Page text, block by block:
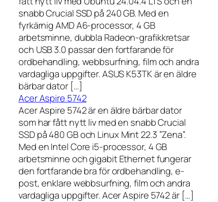
snabb Crucial SSD på 240 GB. Med en
fyrkärnig AMD A6-processor, 4 GB
arbetsminne, dubbla Radeon-grafikkretsar
och USB 3.0 passar den fortfarande för
ordbehandling, webbsurfning, film och andra
vardagliga uppgifter. ASUS K53TK är en äldre
bärbar dator […]
Acer Aspire 5742
Acer Aspire 5742 är en äldre bärbar dator
som har fått nytt liv med en snabb Crucial
SSD på 480 GB och Linux Mint 22.3 ”Zena”.
Med en Intel Core i5-processor, 4 GB
arbetsminne och gigabit Ethernet fungerar
den fortfarande bra för ordbehandling, e-
post, enklare webbsurfning, film och andra
vardagliga uppgifter. Acer Aspire 5742 är […]